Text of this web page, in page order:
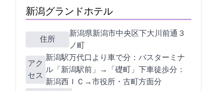
新潟グランドホテル
住所
新潟県新潟市中央区下大川前通３
ノ町2230
アク
セス
新潟駅万代口より車で5分：バスターミナ
ル「新潟駅前」→「礎町」下車徒歩2分：
新潟西ＩＣ→市役所・古町方面20分